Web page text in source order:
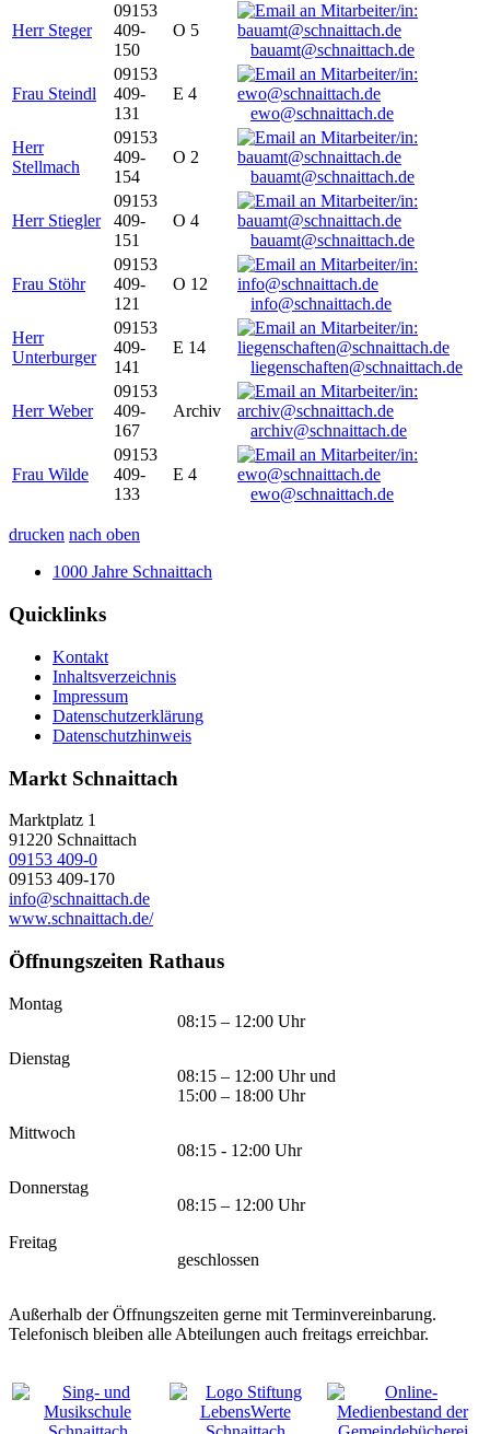
Herr Steger
09153
409-
150
O 5
bauamt@schnaittach.de
Frau Steindl
09153
409-
131
E 4
ewo@schnaittach.de
Herr
Stellmach
09153
409-
154
O 2
bauamt@schnaittach.de
Herr Stiegler
09153
409-
151
O 4
bauamt@schnaittach.de
Frau Stöhr
09153
409-
121
O 12
info@schnaittach.de
Herr
Unterburger
09153
409-
141
E 14
liegenschaften@schnaittach.de
Herr Weber
09153
409-
167
Archiv
archiv@schnaittach.de
Frau Wilde
09153
409-
133
E 4
ewo@schnaittach.de
drucken nach oben
1000 Jahre Schnaittach
Quicklinks
Kontakt
Inhaltsverzeichnis
Impressum
Datenschutzerklärung
Datenschutzhinweis
Markt Schnaittach
Marktplatz 1
91220 Schnaittach
09153 409-0
09153 409-170
info@schnaittach.de
www.schnaittach.de/
Öffnungszeiten Rathaus
Montag
08:15 – 12:00 Uhr
Dienstag
08:15 – 12:00 Uhr und
15:00 – 18:00 Uhr
Mittwoch
08:15 - 12:00 Uhr
Donnerstag
08:15 – 12:00 Uhr
Freitag
geschlossen
Außerhalb der Öffnungszeiten gerne mit Terminvereinbarung.
Telefonisch bleiben alle Abteilungen auch freitags erreichbar.